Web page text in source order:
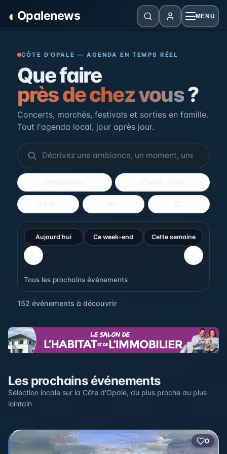
◐ Opalenews MENU
Opalenews — Événements de la
CÔTE D'OPALE — AGENDA EN TEMPS RÉEL
Que faire
près de chez vous?
Concerts, marchés, festivals et sorties en famille.
Tout l'agenda local, jour après jour.
Voir la carte
Aujourd'hui Ce week-end Cette semaine
Tous les prochains événements
152 événements à découvrir
Cliquez sur un pin pour voir l'événement — les lieux qui
en accueillent plusieurs sont regroupés.
2
12
2 3
17
22
2
+
−
Les prochains événements
Sélection locale sur la Côte d'Opale, du plus proche au plus
lointain
0